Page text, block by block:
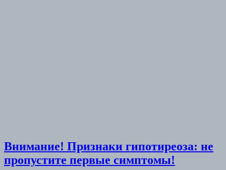
Внимание! Признаки гипотиреоза: не
пропустите первые симптомы!